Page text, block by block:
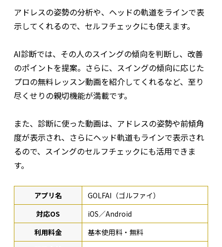
アドレスの姿勢の分析や、ヘッドの軌道をラインで表
示してくれるので、セルフチェックにも使えます。
AI診断では、その人のスイングの傾向を判断し、改善
のポイントを提案。さらに、スイングの傾向に応じた
プロの無料レッスン動画を紹介してくれるなど、至り
尽くせりの親切機能が満載です。
また、診断に使った動画は、アドレスの姿勢や前傾角
度が表示され、さらにヘッド軌道もラインで表示され
るので、スイングのセルフチェックにも活用できま
す。
アプリ名
GOLFAI（ゴルファイ）
対応OS
iOS／Android
利用料金
基本使用料・無料